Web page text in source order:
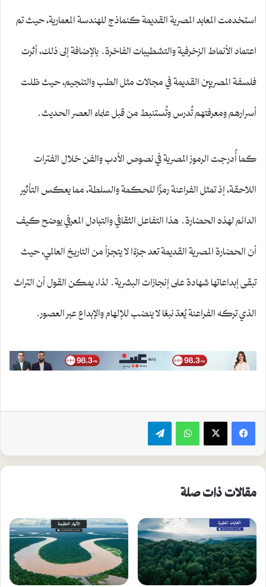
استخدمت المعابد المصرية القديمة كنماذج للهندسة المعمارية، حيث تم
اعتماد الأنماط الزخرفية والتشطيبات الفاخرة. بالإضافة إلى ذلك، أثرت
فلسفة المصريين القديمة في مجالات مثل الطب والتنجيم، حيث ظلت
أسرارهم ومعرفتهم تُدرس وتُستنبط من قبل علماء العصر الحديث.
كما أُدرجت الرموز المصرية في نصوص الأدب والفن خلال الفترات
اللاحقة، إذ تمثل الفراعنة رمزًا للحكمة والسلطة، مما يعكس التأثير
الدائم لهذه الحضارة. هذا التفاعل الثقافي والتبادل المعرفي يوضح كيف
أن الحضارة المصرية القديمة تعد جزءًا لا يتجزأ من التاريخ العالمي، حيث
تبقى إبداعاتها شهادة على إنجازات البشرية. لذا، يمكن القول أن التراث
الذي تركه الفراعنة يُعدّ نبعًا لا ينضب للإلهام والإبداع عبر العصور.
واتسابتيلقرام
مقالات ذات صلة